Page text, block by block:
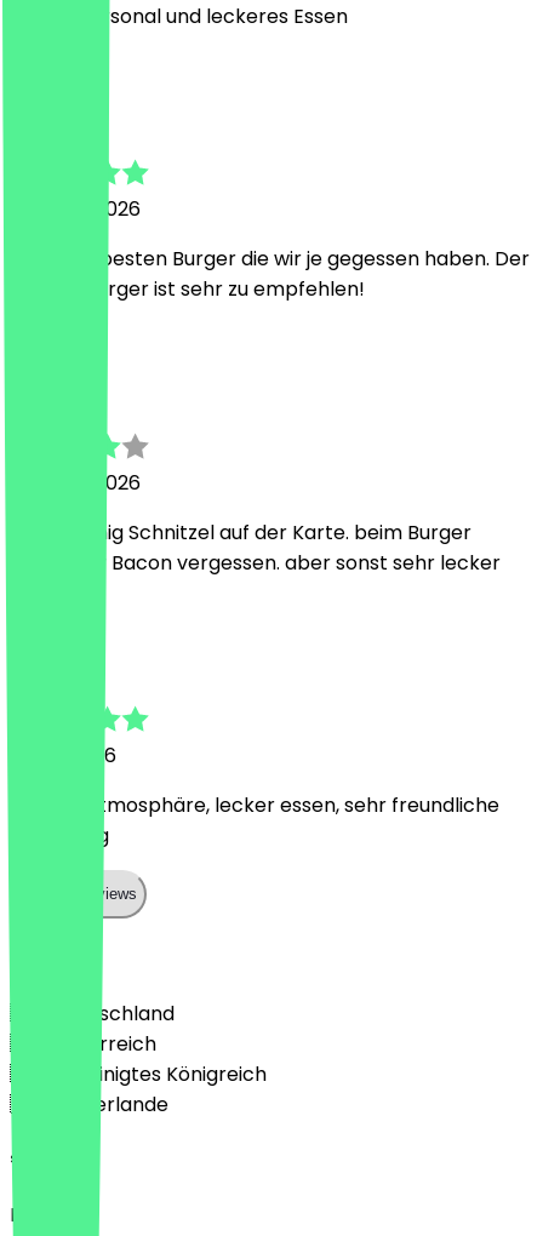
nettes Personal und leckeres Essen
1. August 2026
Einer der besten Burger die wir je gegessen haben. Der
Eugene Burger ist sehr zu empfehlen!
1. August 2026
bissel wenig Schnitzel auf der Karte. beim Burger
wurde der Bacon vergessen. aber sonst sehr lecker
31. Juli 2026
schöne Atmosphäre, lecker essen, sehr freundliche
Bedienung
Show all reviews
🇩🇪 Deutschland
🇦🇹 Österreich
🇬🇧 Vereinigtes Königreich
🇳🇱 Niederlande
Sprache
Deutsch